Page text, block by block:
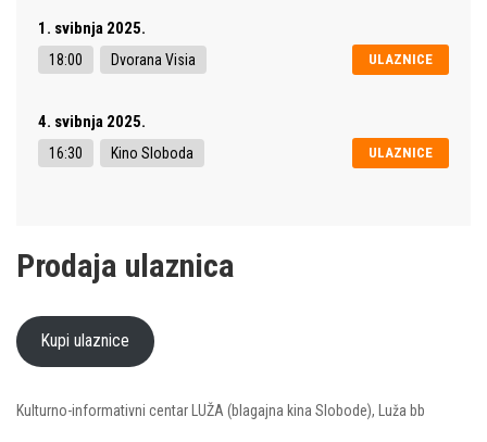
1. svibnja 2025.
ULAZNICE
18:00 Dvorana Visia
4. svibnja 2025.
ULAZNICE
16:30 Kino Sloboda
Prodaja ulaznica
Kupi ulaznice
Kulturno-informativni centar LUŽA (blagajna kina Slobode), Luža bb